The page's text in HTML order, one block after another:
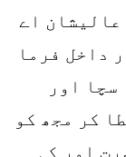
عالیشان اے
داخل فرما
اور
کر مجھ کو
اور کہہ